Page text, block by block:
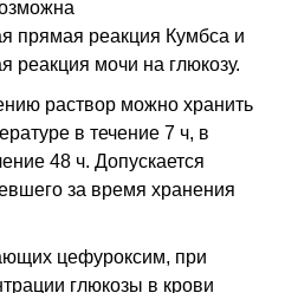
прямая реакция Кумбса и
реакция мочи на глюкозу.
раствор можно хранить
в течение 7 ч, в
48 ч. Допускается
за время хранения
цефуроксим, при
глюкозы в крови